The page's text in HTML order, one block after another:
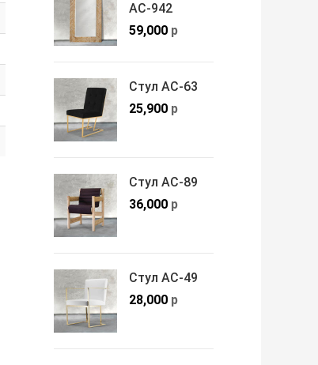
АС-942
59,000р
Стул АС-63
25,900р
Стул АС-89
36,000р
Стул АС-49
28,000р